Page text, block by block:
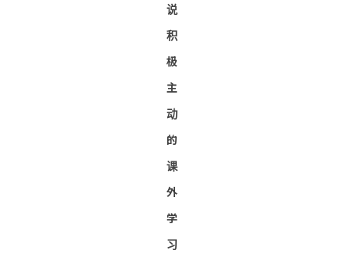
说
积
极
主
动
的
课
外
学
习